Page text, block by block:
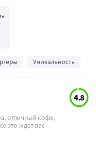
Уникальность
4.8
отличный кофе,
это ждет вас